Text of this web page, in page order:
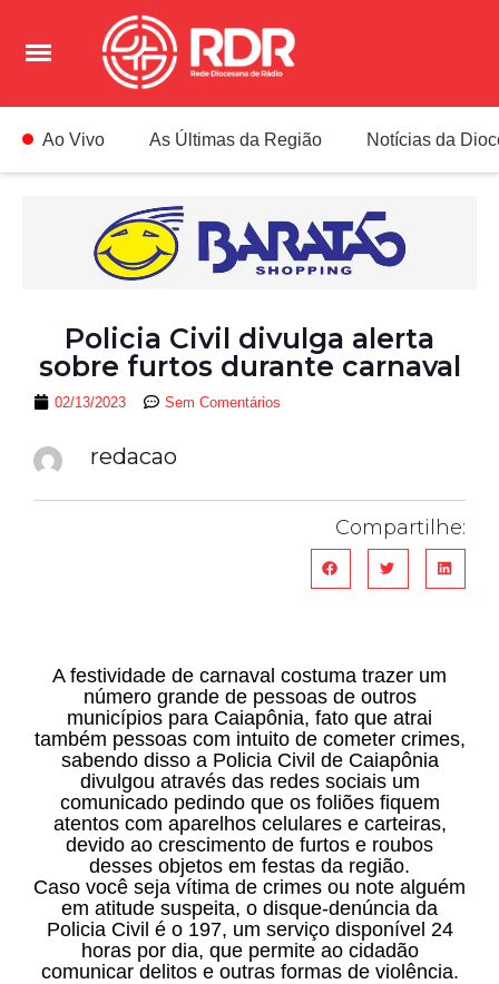
Ao Vivo As Últimas da Região Notícias da
Policia Civil divulga alerta
sobre furtos durante carnaval
02/13/2023 Sem Comentários
redacao
Compartilhe:
A festividade de carnaval costuma trazer um
número grande de pessoas de outros
municípios para Caiapônia, fato que atrai
também pessoas com intuito de cometer crimes,
sabendo disso a Policia Civil de Caiapônia
divulgou através das redes sociais um
comunicado pedindo que os foliões fiquem
atentos com aparelhos celulares e carteiras,
devido ao crescimento de furtos e roubos
desses objetos em festas da região.
Caso você seja vítima de crimes ou note alguém
em atitude suspeita, o disque-denúncia da
Policia Civil é o 197, um serviço disponível 24
horas por dia, que permite ao cidadão
comunicar delitos e outras formas de violência.